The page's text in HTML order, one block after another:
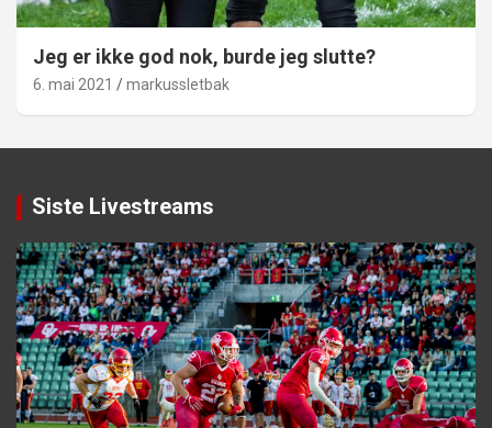
Jeg er ikke god nok, burde jeg slutte?
6. mai 2021 markussletbak
Siste Livestreams